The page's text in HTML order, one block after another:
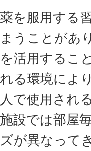
薬を服用する
まうことがあ
を活用するこ
れる環境によ
人で使用され
施設では部屋
ズが異なって